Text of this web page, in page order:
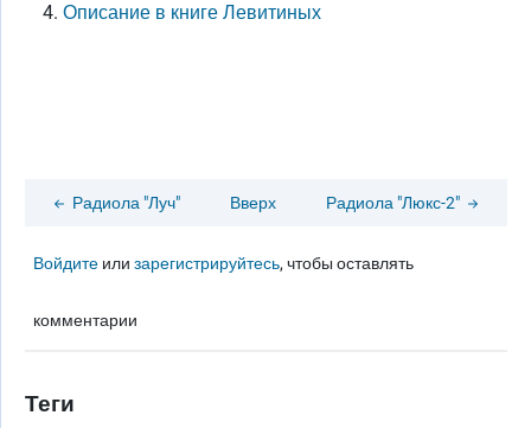
Описание в книге Левитиных
Радиола "Луч" Вверх Радиола "Люкс-2"
Войдите илизарегистрируйтесь, чтобы оставлять
комментарии
Теги